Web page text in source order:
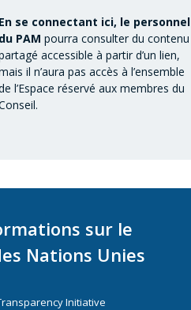
En se connectant ici, le personnel
du PAM pourra consulter du contenu
accessible à partir d’un lien,
il n’aura pas accès à l’ensemble
l’Espace réservé aux membres du
sur le
Nations Unies
Initiative